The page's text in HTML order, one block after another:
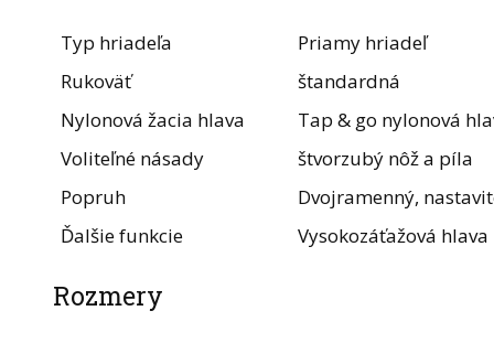
Typ hriadeľa
Priamy hriadeľ
Rukoväť
štandardná
Nylonová žacia hlava
Tap & go nylonová
Voliteľné násady
štvorzubý nôž a píla
Popruh
Dvojramenný,
Ďalšie funkcie
Vysokozáťažová
Rozmery